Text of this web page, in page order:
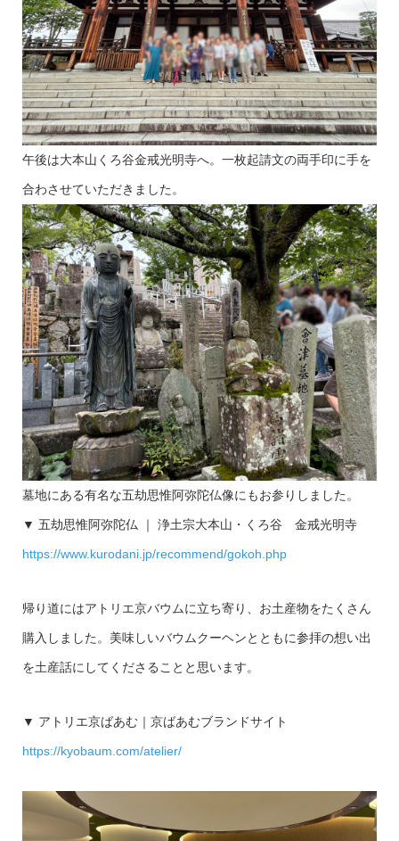
午後は大本山くろ谷金戒光明寺へ。一枚起請文の両手印に手を
合わさせていただきました。
墓地にある有名な五劫思惟阿弥陀仏像にもお参りしました。
▼ 五劫思惟阿弥陀仏 ｜ 浄土宗大本山・くろ谷 金戒光明寺
https://www.kurodani.jp/recommend/gokoh.php
帰り道にはアトリエ京バウムに立ち寄り、お土産物をたくさん
購入しました。美味しいバウムクーヘンとともに参拝の想い出
を土産話にしてくださることと思います。
▼ アトリエ京ばあむ｜京ばあむブランドサイト
https://kyobaum.com/atelier/